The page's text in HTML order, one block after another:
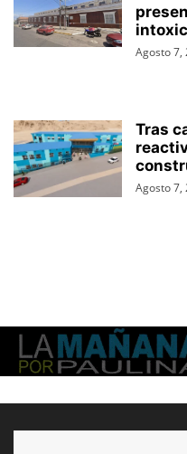
Agosto 7,
Tras
Agosto 7,